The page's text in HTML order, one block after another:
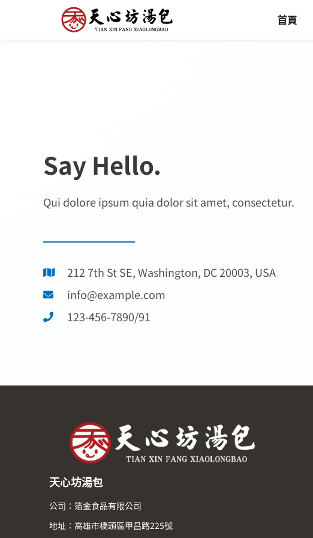
首頁
Say Hello.
Qui dolore ipsum quia dolor sit amet, consectetur.
212 7th St SE, Washington, DC 20003, USA
info@example.com
123-456-7890/91
天心坊湯包
公司：箔金食品有限公司
地址：高雄市橋頭區甲昌路225號